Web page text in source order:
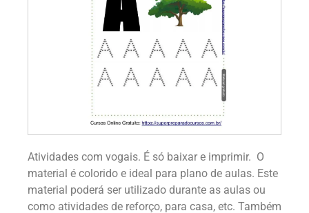
Atividades com vogais. É só baixar e imprimir. O
material é colorido e ideal para plano de aulas. Este
material poderá ser utilizado durante as aulas ou
como atividades de reforço, para casa, etc. Também